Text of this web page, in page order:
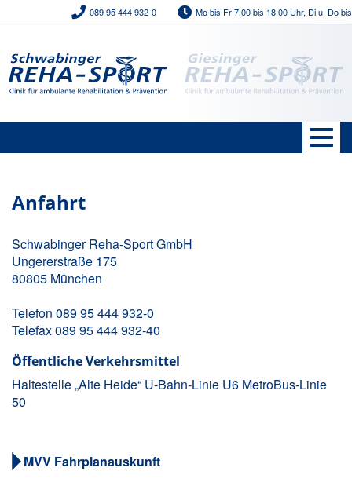
Direkt
Inhalt
089 95 444 932-0 Mo bis Fr 7.00 bis 18.00 Uhr, Di u. Do bis
Domain
Menü
Anfahrt
Schwabinger Reha-Sport GmbH
Ungererstraße 175
80805 München
Telefon 089 95 444 932-0
Telefax 089 95 444 932-40
Öffentliche Verkehrsmittel
Haltestelle „Alte Heide“ U-Bahn-Linie U6 MetroBus-Linie
50
MVV Fahrplanauskunft